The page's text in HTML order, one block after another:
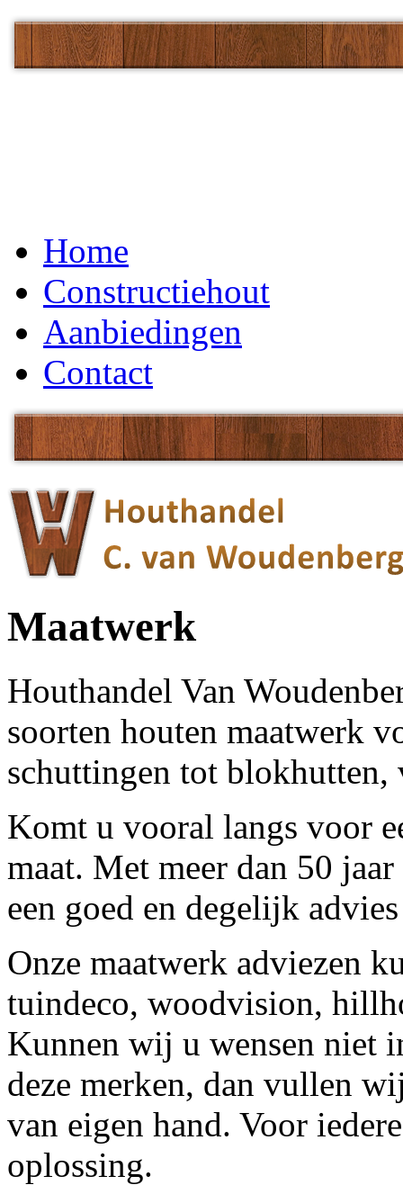
Home
Constructiehout
Aanbiedingen
Contact
Maatwerk
Houthandel Van
soorten houten maatwerk
schuttingen tot
Komt u vooral langs voor
maat. Met meer dan 50
een goed en degelijk
Onze maatwerk adviezen
tuindeco, woodvision,
Kunnen wij u wensen niet
deze merken, dan vullen
van eigen hand. Voor
oplossing.